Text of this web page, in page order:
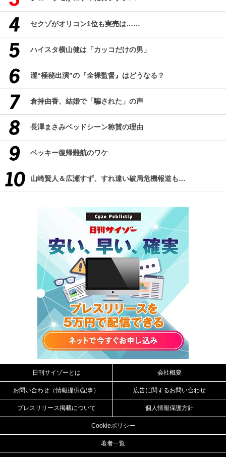
セクゾがオリコン1位も実売は……
ハイスタ横山健は「カッコだけの男」
瀧“極秘出演”の『全裸監督』はどうなる？
倉持由香、結婚で「騙された」の声
長澤まさみベッドシーン称賛の理由
ベッキー復帰難航のワケ
山崎賢人＆広瀬すず、すれ違い破局危機報道も…
日刊サイゾーとは 会社概要
お問い合わせ（情報提供/記事） 広告に関するお問い合わせ
プレスリリース掲載について 個人情報保護方針
Cookieポリシー
著者一覧